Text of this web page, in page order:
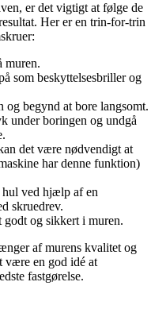
er det vigtigt at følge de
Her er en trin-for-trin
muren.
som beskyttelsesbriller og
og begynd at bore langsomt.
under boringen og undgå
det være nødvendigt at
har denne funktion)
hul ved hjælp af en
skruedrev.
godt og sikkert i muren.
af murens kvalitet og
være en god idé at
fastgørelse.